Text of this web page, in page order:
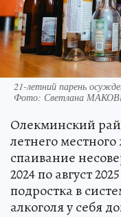
21-летний парень
Фото: Светлана
Олекминский
летнего
спаивание
2024 по август
подростка в
алкоголя у себя